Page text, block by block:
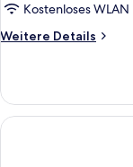
Kostenloses WLAN
Weitere Details
Weitere